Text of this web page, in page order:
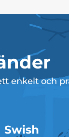
enkelt och
Swish